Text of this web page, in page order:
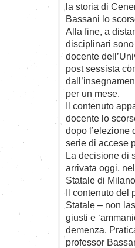
la storia di
Bassani lo
Alla fine, a
disciplinari
docente
post sessista
per un mese.
Il contenuto
docente lo
dopo l’elezione
serie di accese
La decisione di
arrivata oggi,
Statale di
Il contenuto del
Statale – non
giusti e
demenza.
professor